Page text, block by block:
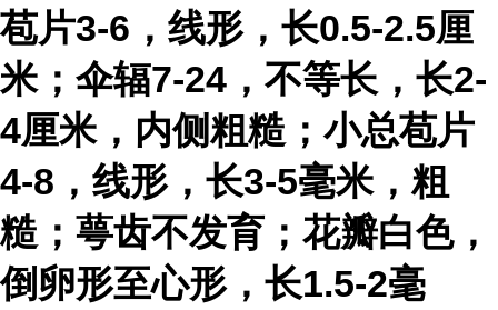
苞片3-6，线形，长0.5-2.5厘
米；伞辐7-24，不等长，长2-
4厘米，内侧粗糙；小总苞片
4-8，线形，长3-5毫米，粗
糙；萼齿不发育；花瓣白色，
倒卵形至心形，长1.5-2毫